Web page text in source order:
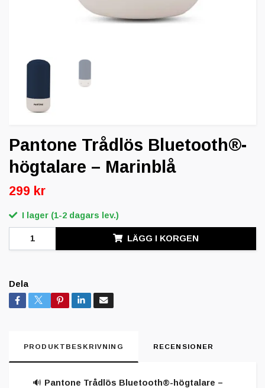
Pantone Trådlös Bluetooth®-
högtalare – Marinblå
299 kr
I lager (1-2 dagars lev.)
LÄGG I KORGEN
Dela
PRODUKTBESKRIVNING RECENSIONER
🔊 Pantone Trådlös Bluetooth®-högtalare –